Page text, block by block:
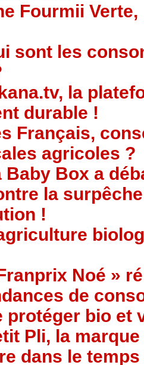
Fourmii
sont les
la
durable !
Français,
agricoles ?
Baby Box a
la
!
Noé »
de
protéger bio et
Pli, la
dans le temps